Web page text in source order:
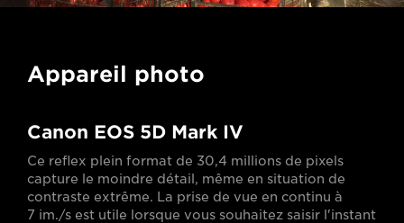
Appareil photo
Canon EOS 5D Mark IV
Ce reflex plein format de 30,4 millions de pixels
capture le moindre détail, même en situation de
contraste extrême. La prise de vue en continu à
7 im./s est utile lorsque vous souhaitez saisir l'instant